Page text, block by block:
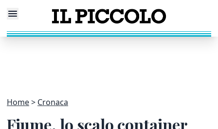
Home Cronaca
Fiume, lo scalo container